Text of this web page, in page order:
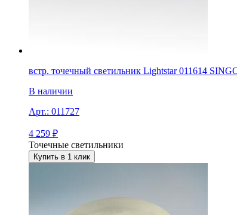
встр. точечный светильник Lightstar 011614
В наличии
Арт.: 011727
4 259 ₽
Точечные светильники
Купить в 1 клик